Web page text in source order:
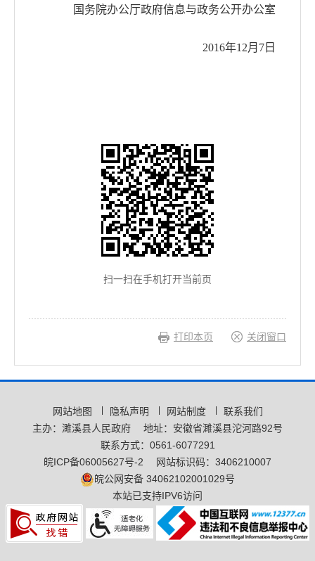
国务院办公厅政府信息与政务公开办公室
2016年12月7日
扫一扫在手机打开当前页
打印本页 关闭窗口
网站地图 隐私声明 网站制度
联系我们
主办：濉溪县人民政府
地址：安徽省濉溪县沱河路92号
联系方式：0561-6077291
皖ICP备06005627号-2
网站标识码：3406210007
皖公网安备 34062102001029号
本站已支持IPV6访问